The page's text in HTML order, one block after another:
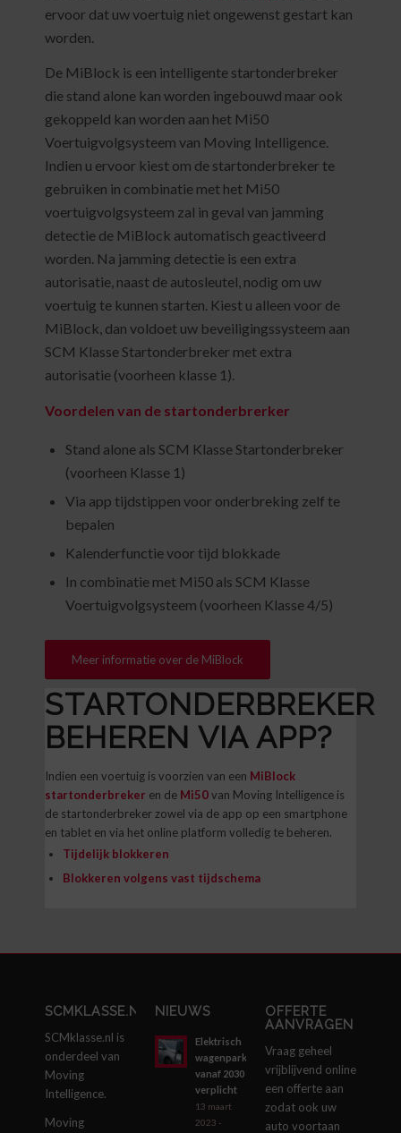
ervoor dat uw voertuig niet ongewenst gestart kan
worden.
De MiBlock is een intelligente startonderbreker
die stand alone kan worden ingebouwd maar ook
gekoppeld kan worden aan het Mi50
Voertuigvolgsysteem van Moving Intelligence.
Indien u ervoor kiest om de startonderbreker te
gebruiken in combinatie met het Mi50
voertuigvolgsysteem zal in geval van jamming
detectie de MiBlock automatisch geactiveerd
worden. Na jamming detectie is een extra
autorisatie, naast de autosleutel, nodig om uw
voertuig te kunnen starten. Kiest u alleen voor de
MiBlock, dan voldoet uw beveiligingssysteem aan
SCM Klasse Startonderbreker met extra
autorisatie (voorheen klasse 1).
Voordelen van de startonderbrerker
Stand alone als SCM Klasse Startonderbreker
(voorheen Klasse 1)
Via app tijdstippen voor onderbreking zelf te
bepalen
Kalenderfunctie voor tijd blokkade
In combinatie met Mi50 als SCM Klasse
Voertuigvolgsysteem (voorheen Klasse 4/5)
Meer informatie over de MiBlock
STARTONDERBREKER
BEHEREN VIA APP?
Indien een voertuig is voorzien van een MiBlock
startonderbreker en de Mi50van Moving Intelligence is
de startonderbreker zowel via de app op een smartphone
en tablet en via het online platform volledig te beheren.
Tijdelijk blokkeren
Blokkeren volgens vast tijdschema
SCMKLASSE.NL
SCMklasse.nl is
onderdeel van
Moving
Intelligence.
Moving
NIEUWS
Elektrisch
wagenpark
vanaf 2030
verplicht
13 maart
2023 -
OFFERTE
AANVRAGEN
Vraag geheel
vrijblijvend online
een offerte aan
zodat ook uw
auto voortaan